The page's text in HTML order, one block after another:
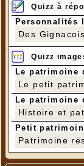
Quizz à
Personnalités
Des
Quizz
Le patrimoine
Le petit
Le patrimoine
Histoire et
Petit
Patrimoine
Photos :